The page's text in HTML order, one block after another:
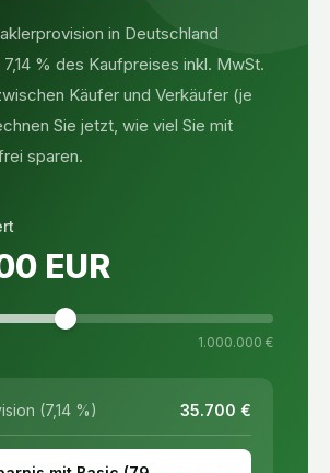
in Deutschland
% des Kaufpreises inkl. MwSt.
Käufer und Verkäufer (je
Sie jetzt, wie viel Sie mit
sparen.
EUR
1.000.000 €
(7,14 %) 35.700 €